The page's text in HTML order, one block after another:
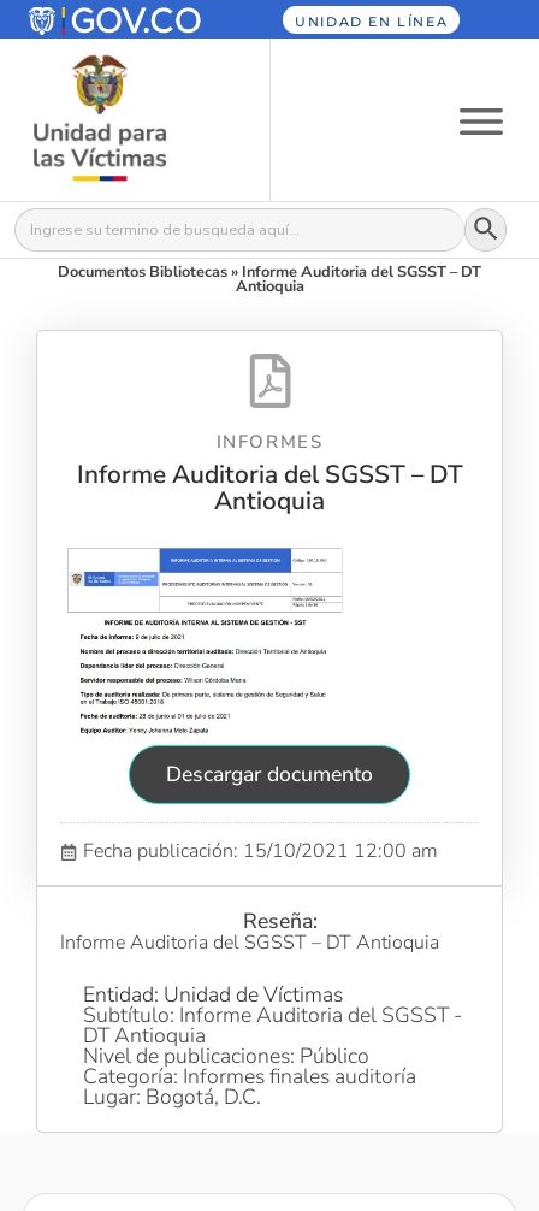
UNIDAD EN LÍNEA
Buscar: Botón
Documentos Bibliotecas» Informe Auditoria del SGSST – DT
Antioquia
INFORMES
Informe Auditoria del SGSST – DT
Antioquia
Descargar documento
Fecha publicación: 15/10/2021 12:00 am
Reseña:
Informe Auditoria del SGSST – DT Antioquia
Entidad: Unidad de Víctimas
Subtítulo: Informe Auditoria del SGSST -
DT Antioquia
Nivel de publicaciones: Público
Categoría: Informes finales auditoría
Lugar: Bogotá, D.C.